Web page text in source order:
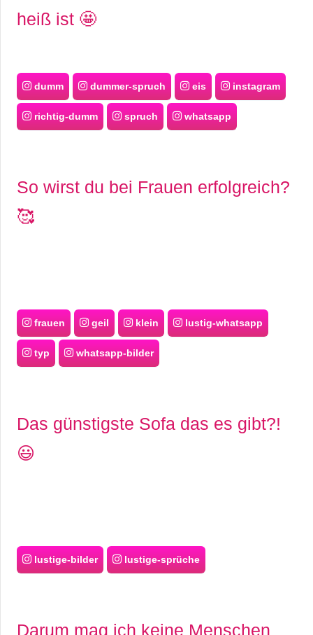
heiß ist 🤩
dumm dummer-spruch eis instagram
richtig-dumm spruch whatsapp
So wirst du bei Frauen erfolgreich?
🥰
frauen geil klein lustig-whatsapp
typ whatsapp-bilder
Das günstigste Sofa das es gibt?!
😃
lustige-bilder lustige-sprüche
Darum mag ich keine Menschen